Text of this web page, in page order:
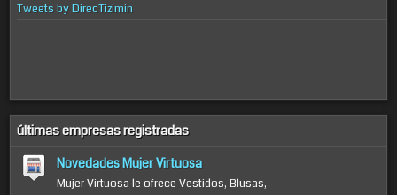
Tweets by DirecTizimin
últimas empresas registradas
Novedades Mujer Virtuosa
Mujer Virtuosa le ofrece Vestidos, Blusas,